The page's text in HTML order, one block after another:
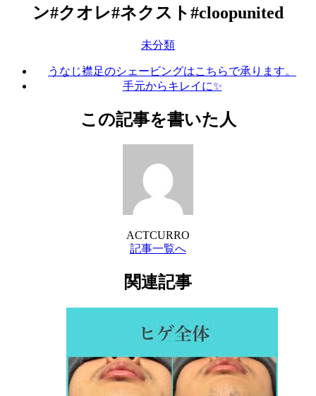
ン#クオレ#ネクスト#cloopunited
未分類
うなじ襟足のシェービングはこちらで承ります。
手元からキレイに✨
この記事を書いた人
ACTCURRO
記事一覧へ
関連記事